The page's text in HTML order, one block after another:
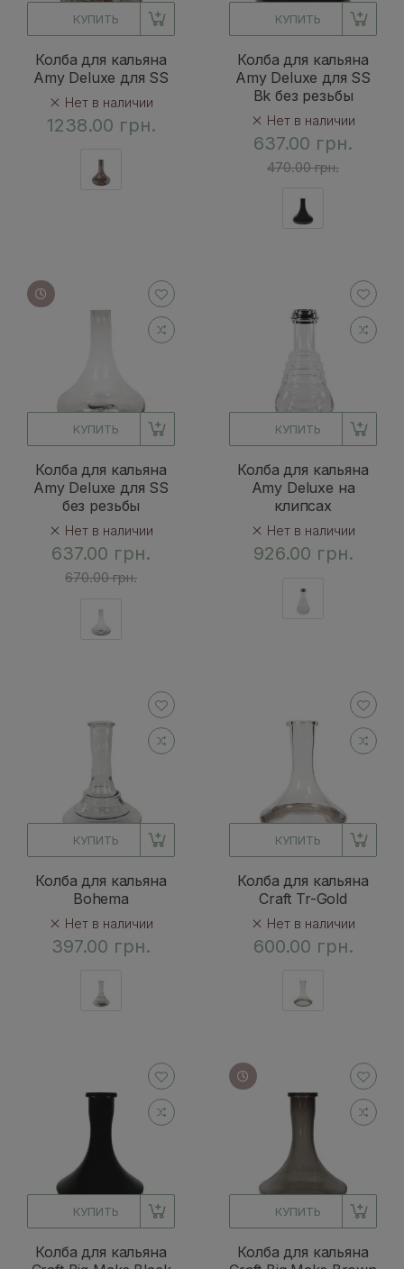
КУПИТЬ
Колба для кальяна
Amy Deluxe для SS
Нет в наличии
1238.00 грн.
КУПИТЬ
Колба для кальяна
Amy Deluxe для SS
Bk без резьбы
Нет в наличии
637.00 грн.
470.00 грн.
КУПИТЬ
Колба для кальяна
Amy Deluxe для SS
без резьбы
Нет в наличии
637.00 грн.
670.00 грн.
КУПИТЬ
Колба для кальяна
Amy Deluxe на
клипсах
Нет в наличии
926.00 грн.
КУПИТЬ
Колба для кальяна
Bohema
Нет в наличии
397.00 грн.
КУПИТЬ
Колба для кальяна
Craft Tr-Gold
Нет в наличии
600.00 грн.
КУПИТЬ
Колба для кальяна
КУПИТЬ
Колба для кальяна